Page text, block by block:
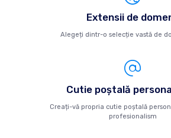
Extensii de
Alegeți dintr-o selecție vastă de
Cutie poştală
Creați-vă propria cutie poștală
profesionalism